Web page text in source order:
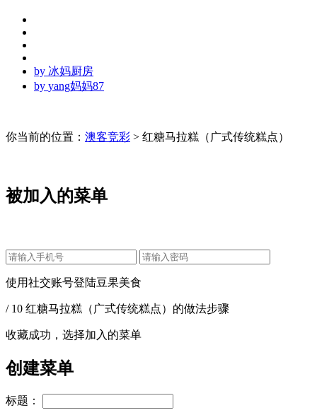
by 冰妈厨房
by yang妈妈87
你当前的位置： 澳客竞彩 > 红糖马拉糕（广式传统糕点）
被加入的菜单
使用社交账号登陆豆果美食
/ 10 红糖马拉糕（广式传统糕点）的做法步骤
收藏成功，选择加入的菜单
创建菜单
标题：